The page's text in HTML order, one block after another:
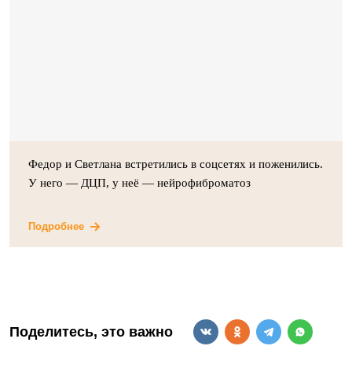
Федор и Светлана встретились в соцсетях и поженились.
У него — ДЦП, у неё — нейрофиброматоз
Подробнее
Поделитесь, это важно